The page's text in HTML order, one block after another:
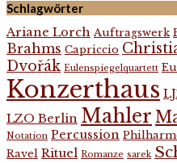
Schlagwörter
Ariane Lorch Auftragswerk
Brahms Capriccio
Dvořák Eulenspiegelquartett
Konzerthaus
LZO Berlin Mahler
Notation Percussion
Ravel Rituel Romanze sarek